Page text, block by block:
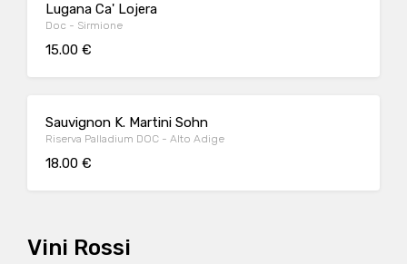
Lugana Ca' Lojera
Doc - Sirmione
15.00 €
Sauvignon K. Martini Sohn
Riserva Palladium DOC - Alto Adige
18.00 €
Vini Rossi